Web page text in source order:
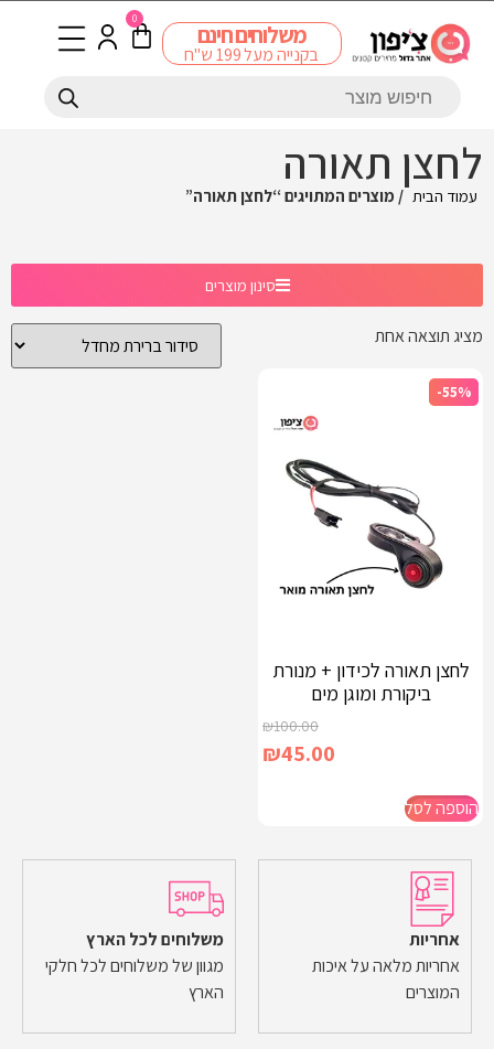
משלוחים חינם
בקנייה מעל 199 ש"ח
0
לחצן תאורה
עמוד הבית / מוצרים המתויגים “לחצן תאורה”
סינון מוצרים
מציג תוצאה אחת
-55%
לחצן תאורה לכידון + מנורת
ביקורת ומוגן מים
₪100.00
₪45.00
הוספה לסל
אחריות
אחריות מלאה על איכות
המוצרים
משלוחים לכל הארץ
מגוון של משלוחים לכל חלקי
הארץ